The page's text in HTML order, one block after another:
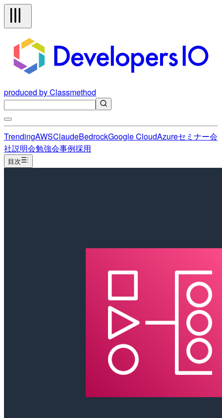
produced by Classmethod
TrendingAWSClaudeBedrockGoogle CloudAzureセミナー会
社説明会勉強会事例採用
目次